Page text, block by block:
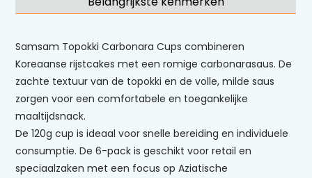
Samsam Topokki Carbonara Cups combineren
Koreaanse rijstcakes met een romige carbonarasaus. De
zachte textuur van de topokki en de volle, milde saus
zorgen voor een comfortabele en toegankelijke
maaltijdsnack.
De 120g cup is ideaal voor snelle bereiding en individuele
consumptie. De 6-pack is geschikt voor retail en
speciaalzaken met een focus op Aziatische